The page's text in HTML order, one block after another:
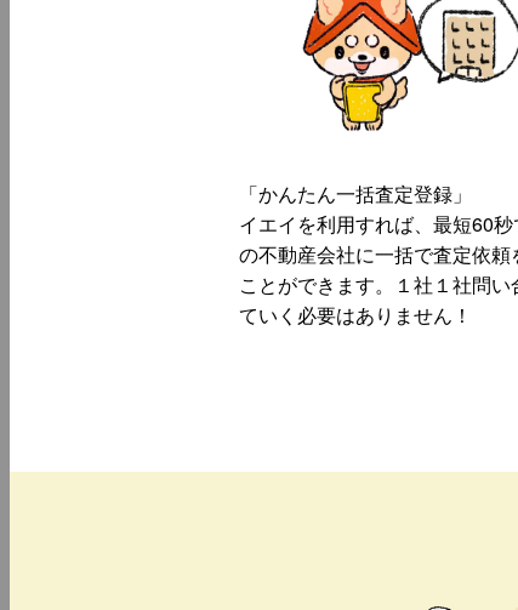
「かんたん一括査定登録」
イエイを利用すれば、最短60
の不動産会社に一括で査定依頼
ことができます。１社１社問い
ていく必要はありません！